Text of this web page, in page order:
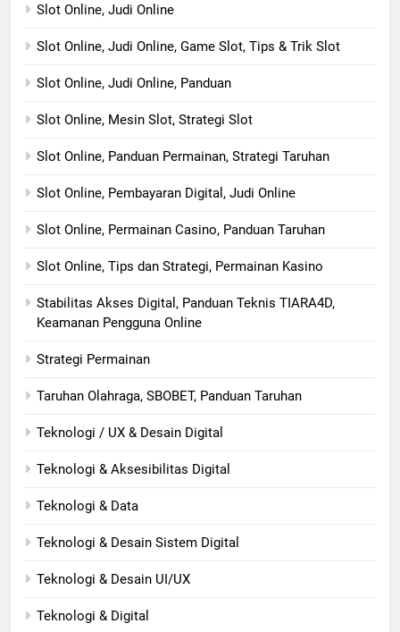
Slot Online, Judi Online
Slot Online, Judi Online, Game Slot, Tips & Trik Slot
Slot Online, Judi Online, Panduan
Slot Online, Mesin Slot, Strategi Slot
Slot Online, Panduan Permainan, Strategi Taruhan
Slot Online, Pembayaran Digital, Judi Online
Slot Online, Permainan Casino, Panduan Taruhan
Slot Online, Tips dan Strategi, Permainan Kasino
Stabilitas Akses Digital, Panduan Teknis TIARA4D,
Keamanan Pengguna Online
Strategi Permainan
Taruhan Olahraga, SBOBET, Panduan Taruhan
Teknologi / UX & Desain Digital
Teknologi & Aksesibilitas Digital
Teknologi & Data
Teknologi & Desain Sistem Digital
Teknologi & Desain UI/UX
Teknologi & Digital